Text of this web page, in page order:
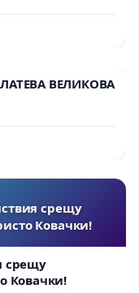
българския
цяло.
възраст до
е
самостоятелно,
и
а и
затвърди и
ВЕЛИКОВА
срещу
Ковачки!
срещу
Ковачки!